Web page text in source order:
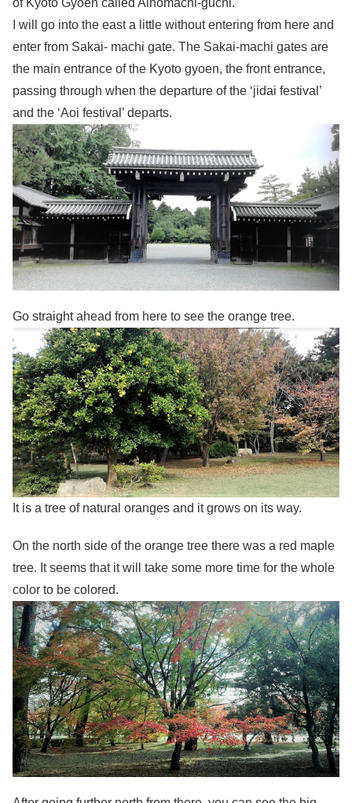
I will go into the east a little without entering from here and
enter from Sakai- machi gate. The Sakai-machi gates are
the main entrance of the Kyoto gyoen, the front entrance,
passing through when the departure of the ‘jidai festival’
and the ‘Aoi festival’ departs.
Go straight ahead from here to see the orange tree.
It is a tree of natural oranges and it grows on its way.
On the north side of the orange tree there was a red maple
tree. It seems that it will take some more time for the whole
color to be colored.